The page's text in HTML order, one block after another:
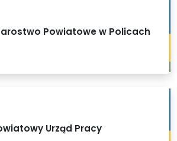
Powiatowe w Policach
Urząd Pracy